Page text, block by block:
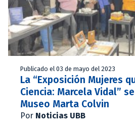
Publicado el 03 de mayo del 2023
La “Exposición Mujeres
Ciencia: Marcela Vidal”
Museo Marta Colvin
Por Noticias UBB